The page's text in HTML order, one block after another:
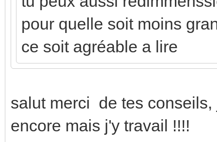
pour quelle soit moins
ce soit agréable a lire
salut merci de tes
encore mais j'y travail !!!!